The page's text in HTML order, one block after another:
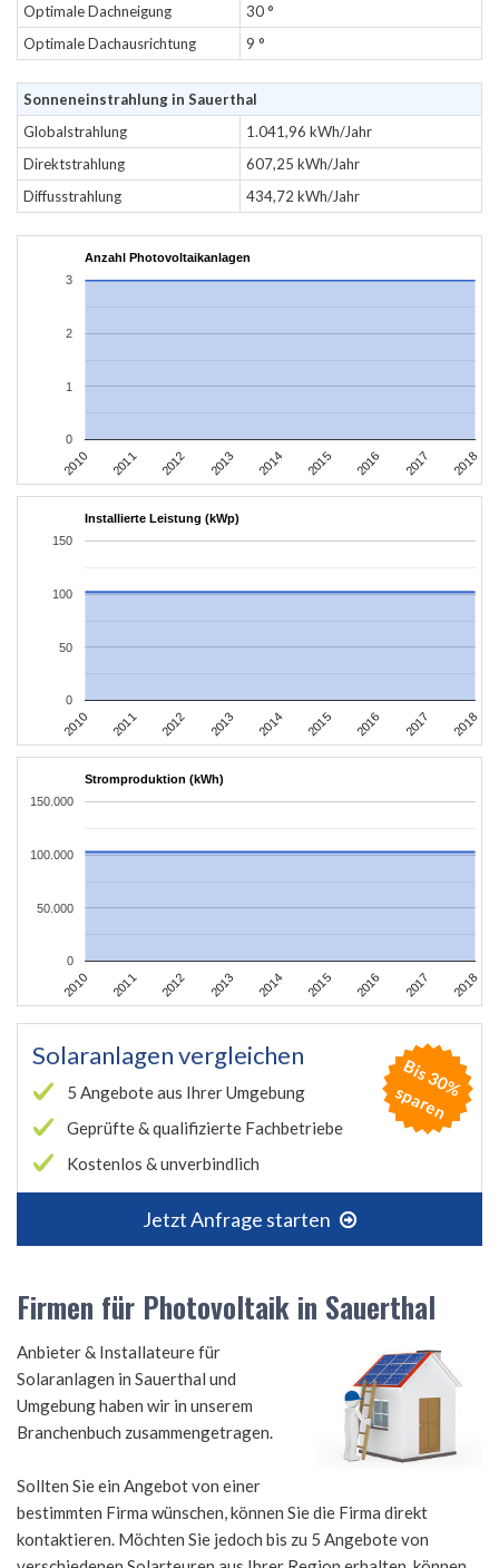
Optimale Dachneigung
30 °
Optimale Dachausrichtung
9 °
Sonneneinstrahlung in Sauerthal
Globalstrahlung
1.041,96 kWh/Jahr
Direktstrahlung
607,25 kWh/Jahr
Diffusstrahlung
434,72 kWh/Jahr
Anzahl Photovoltaikanlagen
2010 2011 2012 2013 2014 2015 2016 2017 2018
0
1
2
3
Installierte Leistung (kWp)
2010 2011 2012 2013 2014 2015 2016 2017 2018
0
50
100
150
Stromproduktion (kWh)
2010 2011 2012 2013 2014 2015 2016 2017 2018
0
50.000
100.000
150.000
Solaranlagen vergleichen
5 Angebote aus Ihrer Umgebung
Geprüfte & qualifizierte Fachbetriebe
Kostenlos & unverbindlich
Jetzt Anfrage starten
B
is
3
0
%
s
p
a
r
e
n
Firmen für Photovoltaik in Sauerthal
Anbieter & Installateure für
Solaranlagen in Sauerthal und
Umgebung haben wir in unserem
Branchenbuch zusammengetragen.
Sollten Sie ein Angebot von einer
bestimmten Firma wünschen, können Sie die Firma direkt
kontaktieren. Möchten Sie jedoch bis zu 5 Angebote von